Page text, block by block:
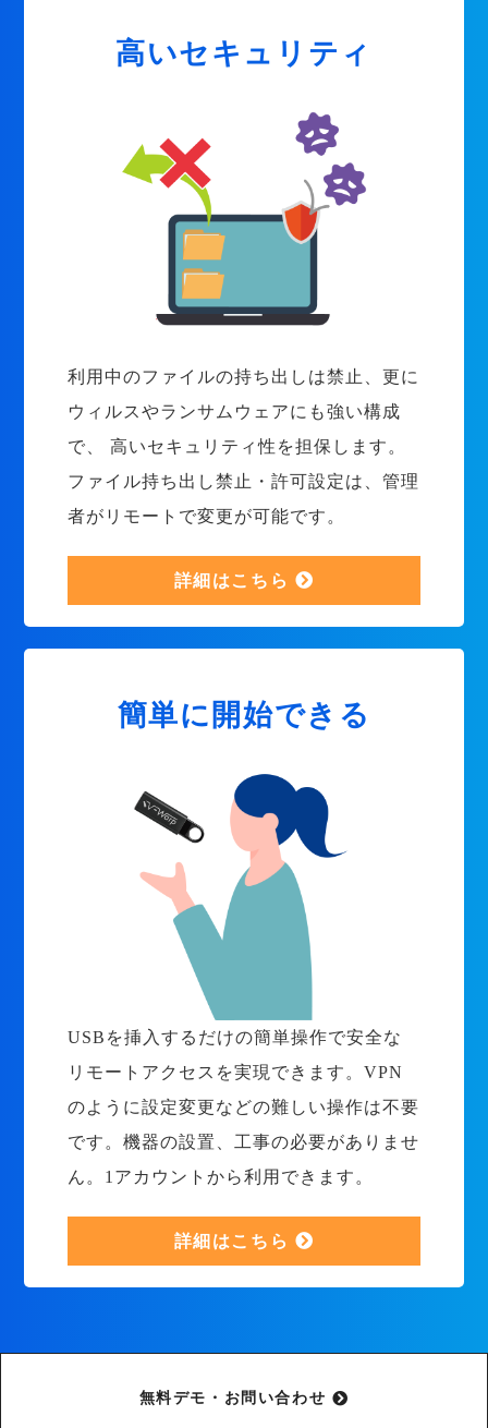
高いセキュリティ
利用中のファイルの持ち出しは禁止、更に
ウィルスやランサムウェアにも強い構成
で、 高いセキュリティ性を担保します。
ファイル持ち出し禁止・許可設定は、管理
者がリモートで変更が可能です。
詳細はこちら
簡単に開始できる
USBを挿入するだけの簡単操作で安全な
リモートアクセスを実現できます。VPN
のように設定変更などの難しい操作は不要
です。機器の設置、工事の必要がありませ
ん。1アカウントから利用できます。
詳細はこちら
無料デモ・お問い合わせ